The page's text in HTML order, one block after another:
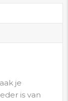
je
is van